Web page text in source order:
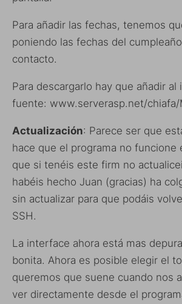
Para añadir las fechas, tenemos
poniendo las fechas del
contacto.
Para descargarlo hay que añadir al
fuente: www.serverasp.net/chiafa/
Actualización: Parece ser que
hace que el programa no funcione
que si tenéis este firm no
habéis hecho Juan (gracias) ha
sin actualizar para que podáis
SSH.
La interface ahora está mas
bonita. Ahora es posible elegir el
queremos que suene cuando nos
ver directamente desde el